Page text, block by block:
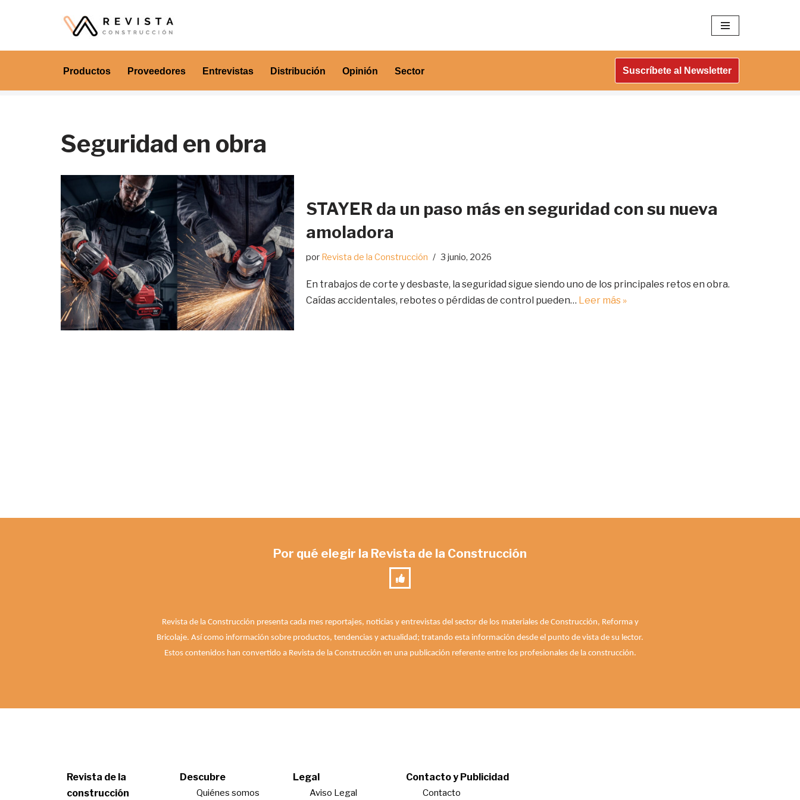
al
Productos Proveedores Entrevistas Distribución Opinión Sector Suscríbete al Newsletter
Seguridad en obra
STAYER da un paso más en seguridad con su nueva
amoladora
por Revista de la Construcción 3 junio, 2026
En trabajos de corte y desbaste, la seguridad sigue siendo uno de los principales retos en obra.
Caídas accidentales, rebotes o pérdidas de control pueden… Leer más »
Por qué elegir la Revista de la Construcción
Revista de la Construcción presenta cada mes reportajes, noticias y entrevistas del sector de los materiales de Construcción, Reforma y
Bricolaje. Así como información sobre productos, tendencias y actualidad; tratando esta información desde el punto de vista de su lector.
Estos contenidos han convertido a Revista de la Construcción en una publicación referente entre los profesionales de la construcción.
Revista de la
construcción
Descubre
Quiénes somos
Legal
Aviso Legal
Contacto y Publicidad
Contacto